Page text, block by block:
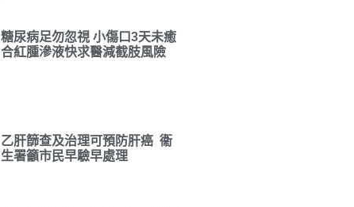
糖尿病足勿忽視 小傷口3天未癒
合紅腫滲液快求醫減截肢風險
乙肝篩查及治理可預防肝癌 衞
生署籲市民早驗早處理